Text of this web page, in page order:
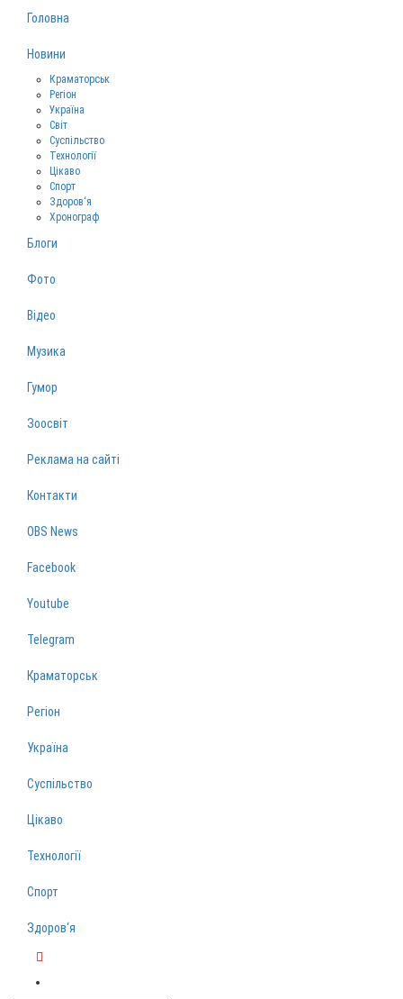
Головна
Новини
Краматорськ
Регіон
Україна
Світ
Суспільство
Технології
Цікаво
Спорт
Здоров‘я
Хронограф
Блоги
Фото
Відео
Музика
Гумор
Зоосвіт
Реклама на сайті
Контакти
OBS News
Facebook
Youtube
Telegram
Краматорськ
Регіон
Україна
Суспільство
Цікаво
Технології
Спорт
Здоров‘я